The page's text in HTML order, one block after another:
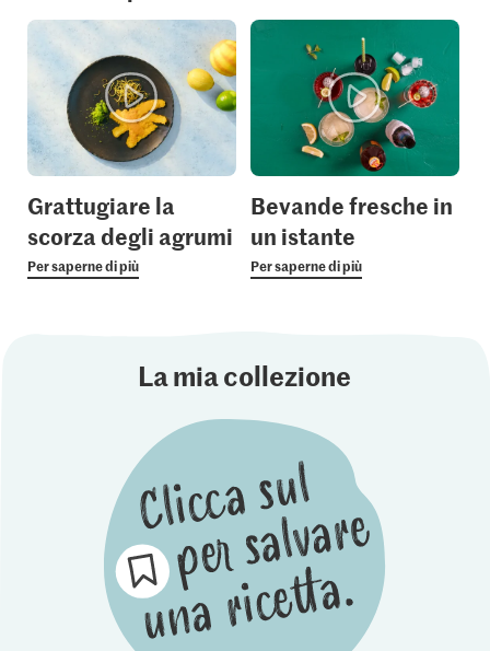
Grattugiare la
scorza degli agrumi
Per saperne di più
Bevande fresche in
un istante
Per saperne di più
La mia collezione